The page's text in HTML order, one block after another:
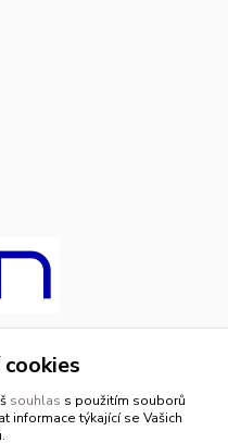
souhlas s použitím souborů
informace týkající se Vašich